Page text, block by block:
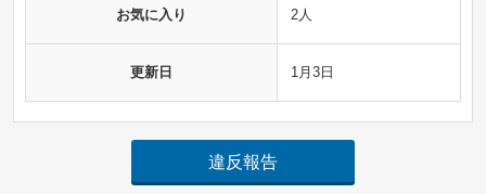
お気に入り 2人
更新日 1月3日
違反報告